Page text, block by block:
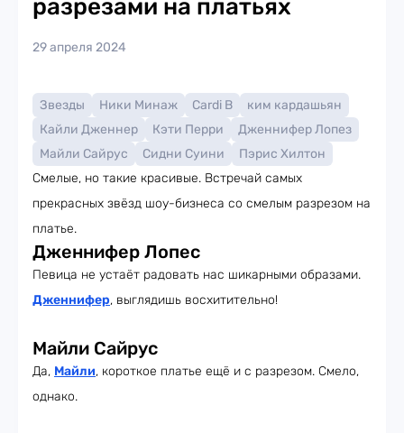
разрезами на платьях
29 апреля 2024
Звезды Ники Минаж Cardi B
ким кардашьян
Кайли Дженнер
Кэти Перри
Дженнифер Лопез
Майли Сайрус
Сидни Суини
Пэрис Хилтон
Смелые, но такие красивые. Встречай самых
прекрасных звёзд шоу-бизнеса со смелым разрезом на
платье.
Дженнифер Лопес
Певица не устаёт радовать нас шикарными образами.
Дженнифер, выглядишь восхитительно!
Майли Сайрус
Да, Майли, короткое платье ещё и с разрезом. Смело,
однако.